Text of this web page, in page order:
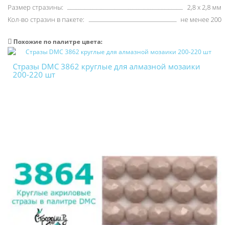
Размер стразины:
2,8 х 2,8 мм
Кол-во стразин в пакете:
не менее 200
Похожие по палитре цвета:
Стразы DMC 3862 круглые для алмазной мозаики
200-220 шт